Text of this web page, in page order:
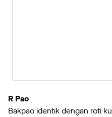
R Pao
Bakpao identik dengan roti